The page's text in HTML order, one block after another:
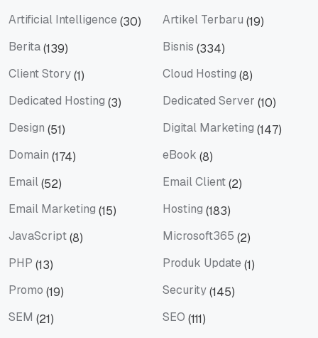
Artificial Intelligence (30) Artikel Terbaru (19)
Berita(139) Bisnis (334)
Client Story(1) Cloud Hosting (8)
Dedicated Hosting (3) Dedicated Server (10)
Design (51) Digital Marketing (147)
Domain (174) eBook (8)
Email(52) Email Client(2)
Email Marketing (15) Hosting (183)
JavaScript(8) Microsoft365 (2)
PHP (13) Produk Update (1)
Promo (19) Security(145)
SEM (21) SEO (111)